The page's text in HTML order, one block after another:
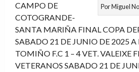
PorMiguel
CAMPO DE
COTOGRANDE-
SANTA MARIÑA FINAL COPA
SABADO 21 DE JUNIO DE 2025 A
TOMIÑO F.C 1 – 4 VET. VALEIXE
VETERANOS SABADO 21 DE